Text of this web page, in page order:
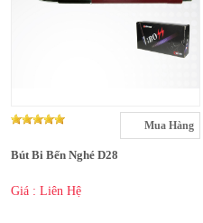
Mua Hàng
Bút Bi Bến Nghé D28
Giá : Liên Hệ